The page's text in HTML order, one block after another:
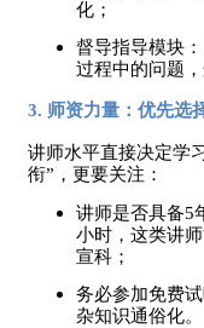
化；
督导指导模块
过程中的问题
3. 师资力量：优先选
讲师水平直接决定学
衔”，更要关注：
讲师是否具备5
小时，这类讲
宣科；
务必参加免费
杂知识通俗化。